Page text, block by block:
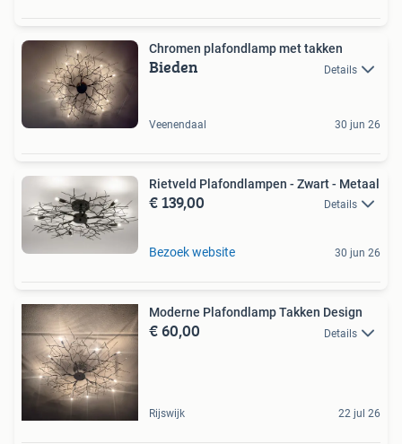
Chromen plafondlamp met takken
Bieden Details
Veenendaal 30 jun 26
Rietveld Plafondlampen - Zwart - Metaal
€ 139,00 Details
Bezoek website 30 jun 26
Moderne Plafondlamp Takken Design
€ 60,00 Details
Rijswijk 22 jul 26